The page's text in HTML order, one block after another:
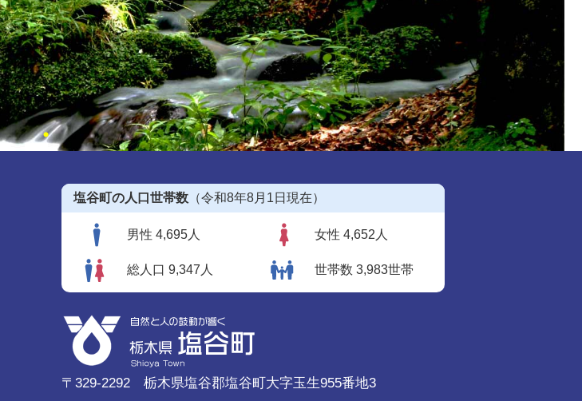
塩谷町の人口世帯数 （令和8年8月1日現在）
男性 4,695人 女性 4,652人
総人口 9,347人 世帯数 3,983世帯
〒329-2292 栃木県塩谷郡塩谷町大字玉生955番地3